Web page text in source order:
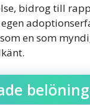
bidrog till
en som